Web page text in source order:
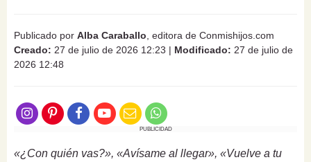
Publicado por Alba Caraballo , editora de Conmishijos.com
Creado: 27 de julio de 2026 12:23 | Modificado: 27 de julio de
2026 12:48
PUBLICIDAD
«¿Con quién vas?», «Avísame al llegar», «Vuelve a tu